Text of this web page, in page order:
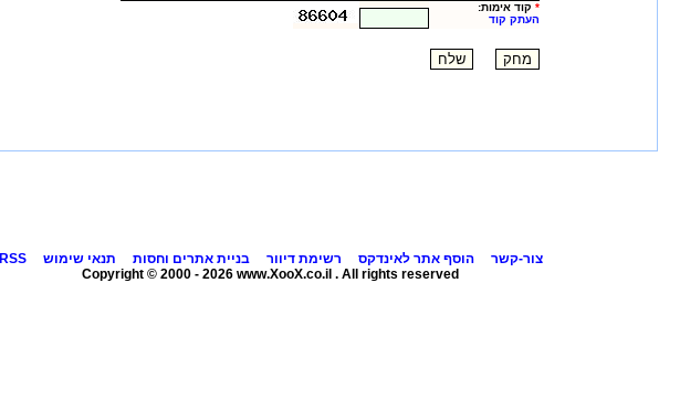
* קוד אימות:
העתק קוד
צור-קשר הוסף אתר לאינדקס רשימת דיוור בניית אתרים וחסות תנאי שימוש
RSS
Copyright © 2000 - 2026 www.XooX.co.il . All rights reserved